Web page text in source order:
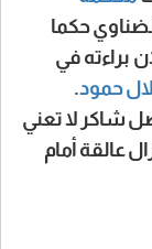
حكما
براءته في
حمود.
شاكر لا تعني
عالقة أمام